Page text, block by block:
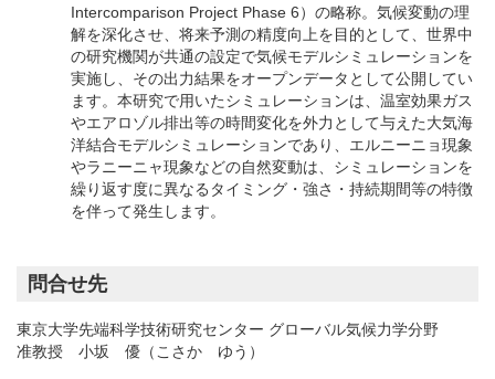
Intercomparison Project Phase 6）の略称。気候変動の理
解を深化させ、将来予測の精度向上を目的として、世界中
の研究機関が共通の設定で気候モデルシミュレーションを
実施し、その出力結果をオープンデータとして公開してい
ます。本研究で用いたシミュレーションは、温室効果ガス
やエアロゾル排出等の時間変化を外力として与えた大気海
洋結合モデルシミュレーションであり、エルニーニョ現象
やラニーニャ現象などの自然変動は、シミュレーションを
繰り返す度に異なるタイミング・強さ・持続期間等の特徴
を伴って発生します。
問合せ先
東京大学先端科学技術研究センター グローバル気候力学分野
准教授 小坂 優（こさか ゆう）